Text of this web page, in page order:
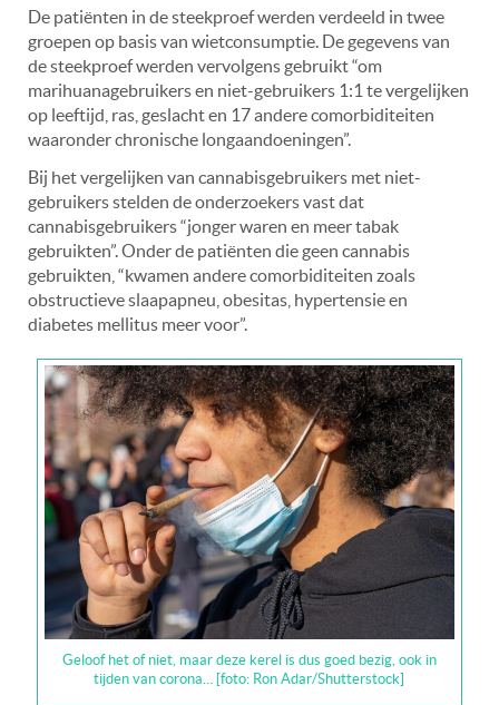
De patiënten in de steekproef werden verdeeld in twee
groepen op basis van wietconsumptie. De gegevens van
de steekproef werden vervolgens gebruikt “om
marihuanagebruikers en niet-gebruikers 1:1 te vergelijken
op leeftijd, ras, geslacht en 17 andere comorbiditeiten
waaronder chronische longaandoeningen”.
Bij het vergelijken van cannabisgebruikers met niet-
gebruikers stelden de onderzoekers vast dat
cannabisgebruikers “jonger waren en meer tabak
gebruikten”. Onder de patiënten die geen cannabis
gebruikten, “kwamen andere comorbiditeiten zoals
obstructieve slaapapneu, obesitas, hypertensie en
diabetes mellitus meer voor”.
Geloof het of niet, maar deze kerel is dus goed bezig, ook in
tijden van corona… [foto: Ron Adar/Shutterstock]